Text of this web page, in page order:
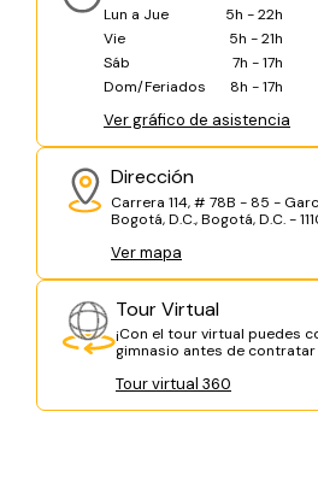
Lun a Jue
5h - 22h
Vie
5h - 21h
Sáb
7h - 17h
Dom/Feriados
8h - 17h
Ver gráfico de asistencia
Dirección
Carrera 114, # 78B - 85 -
Bogotá, D.C., Bogotá, D.C. -
Ver mapa
Tour Virtual
¡Con el tour virtual puedes
gimnasio antes de contratar
Tour virtual 360